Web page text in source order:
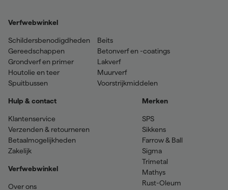
Verfwebwinkel
Schildersbenodigdheden
Gereedschappen
Grondverf en primer
Houtolie en teer
Spuitbussen
Beits
Betonverf en -coatings
Lakverf
Muurverf
Voorstrijkmiddelen
Hulp & contact
Klantenservice
Verzenden & retourneren
Betaalmogelijkheden
Zakelijk
Verfwebwinkel
Over ons
Merken
SPS
Sikkens
Farrow & Ball
Sigma
Trimetal
Mathys
Rust-Oleum